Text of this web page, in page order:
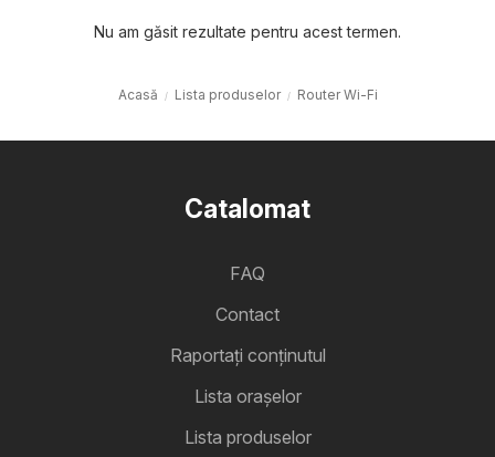
Nu am găsit rezultate pentru acest termen.
Acasă Lista produselor Router Wi-Fi
Catalomat
FAQ
Contact
Raportați conținutul
Lista oraşelor
Lista produselor